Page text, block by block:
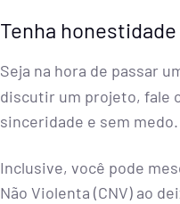
Tenha
Seja na hora de passar
discutir um projeto, fale
sinceridade e sem medo.
Inclusive, você pode
Não Violenta (CNV) ao